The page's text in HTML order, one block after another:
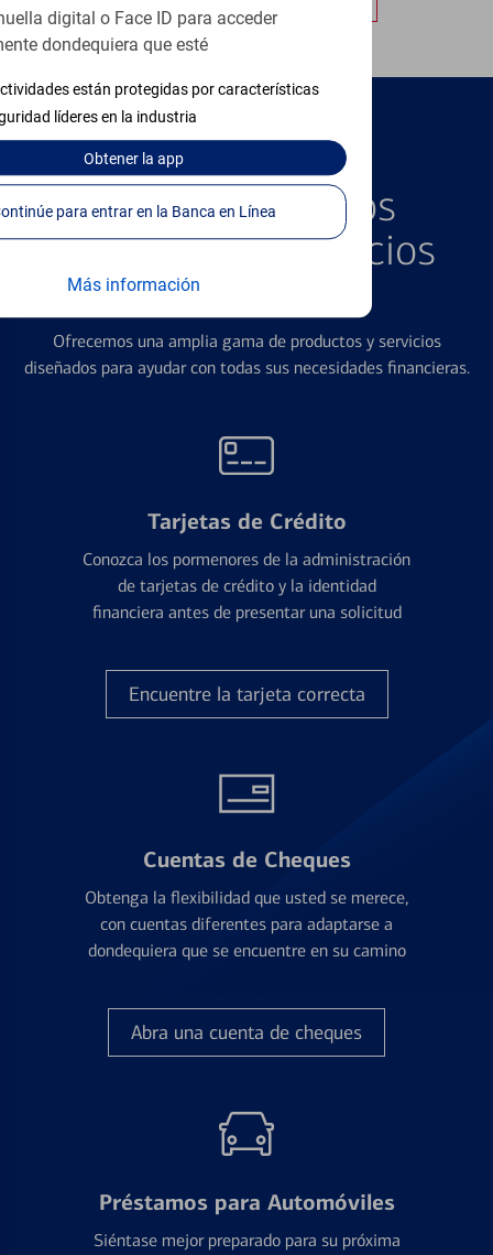
digital o Face ID para acceder
dondequiera que esté
están protegidas por características
líderes en la industria
Obtenerla app
Continúe para entrar en la Banca en Línea
Más información
PRODUCTOS DESTACADOS
Explore Nuestros
Productos y Servicios
Destacados
Ofrecemos una amplia gama de productos y servicios
diseñados para ayudar con todas sus necesidades financieras.
Tarjetas de Crédito
Conozca los pormenores de la administración
de tarjetas de crédito y la identidad
financiera antes de presentar una solicitud
Encuentre la tarjeta correcta
Cuentas de Cheques
Obtenga la flexibilidad que usted se merece,
con cuentas diferentes para adaptarse a
dondequiera que se encuentre en su camino
Abra una cuenta de cheques
Préstamos para Automóviles
Siéntase mejor preparado para su próxima